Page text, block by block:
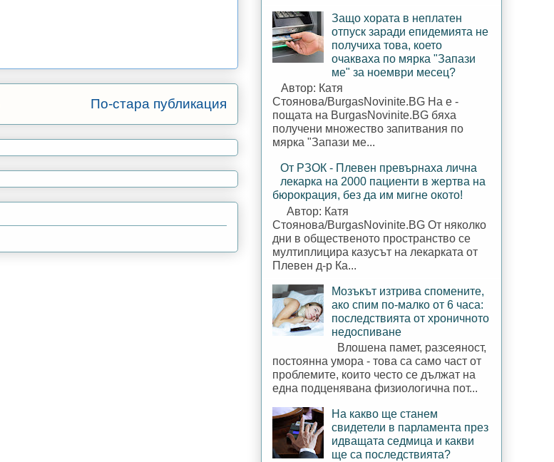
По-стара публикация
Защо хората в неплатен
отпуск заради епидемията не
получиха това, което
очакваха по мярка "Запази
ме" за ноември месец?
Автор: Катя
Стоянова/BurgasNovinite.BG На е -
пощата на BurgasNovinite.BG бяха
получени множество запитвания по
мярка "Запази ме...
От РЗОК - Плевен превърнаха лична
лекарка на 2000 пациенти в жертва на
бюрокрация, без да им мигне окото!
Автор: Катя
Стоянова/BurgasNovinite.BG От няколко
дни в общественото пространство се
мултиплицира казусът на лекарката от
Плевен д-р Ка...
Мозъкът изтрива спомените,
ако спим по-малко от 6 часа:
последствията от хроничното
недоспиване
Влошена памет, разсеяност,
постоянна умора - това са само част от
проблемите, които често се дължат на
една подценявана физиологична пот...
На какво ще станем
свидетели в парламента през
идващата седмица и какви
ще са последствията?